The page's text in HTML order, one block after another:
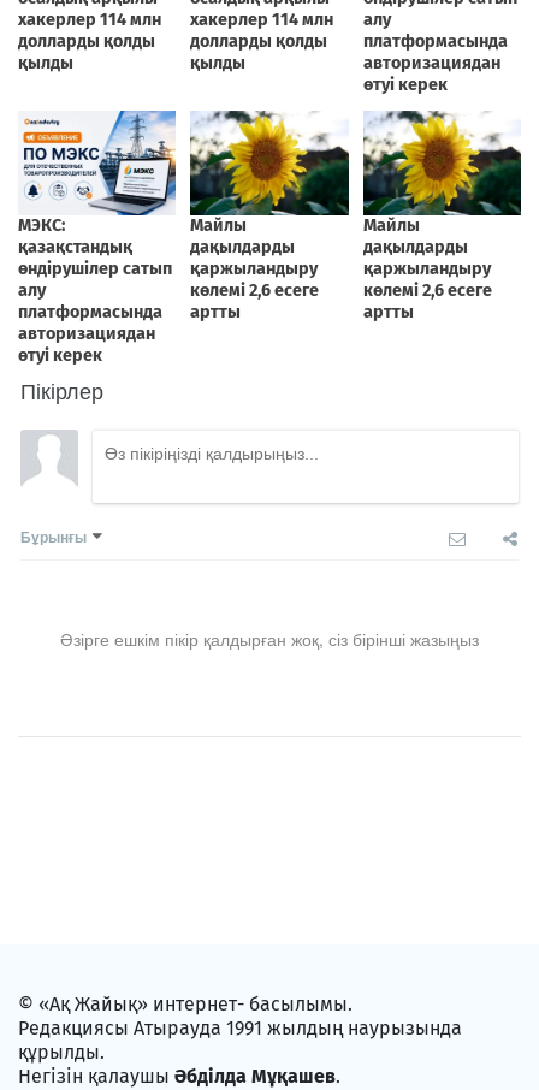
Пікірлер
Бұрынғы
Әзірге ешкім пікір қалдырған жоқ, сіз бірінші жазыңыз
© «Ақ Жайық» интернет- басылымы.
Редакциясы Атырауда 1991 жылдың наурызында
құрылды.
Негізін қалаушы Әбділда Мұқашев.